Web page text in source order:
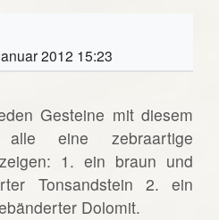
2012 15:23
Gesteine mit diesem
eine zebraartige
1. ein braun und
Tonsandstein 2. ein
Dolomit.